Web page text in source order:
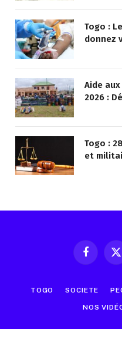
Togo :
donnez
Aide
2026 :
Togo :
et
FacebookX
TOGO SOCIETE
NOS